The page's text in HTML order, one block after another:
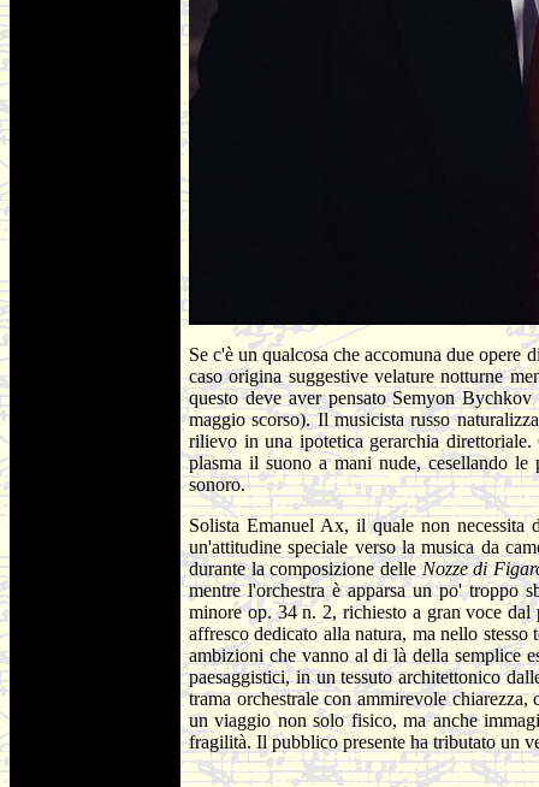
Se c'è un qualcosa che accomuna due opere
caso origina suggestive velature notturne
questo deve aver pensato Semyon
maggio scorso). Il musicista russo
rilievo in una ipotetica gerarchia
plasma il suono a mani nude, cesellando
sonoro.
Solista Emanuel Ax, il quale non necessita
un'attitudine speciale verso la musica da
durante la composizione delleNozze di
mentre l'orchestra è apparsa un po' troppo
minore op. 34 n. 2, richiesto a gran voce
affresco dedicato alla natura, ma nello
ambizioni che vanno al di là della semplice
paesaggistici, in un tessuto architettonico
trama orchestrale con ammirevole
un viaggio non solo fisico, ma anche
fragilità. Il pubblico presente ha tributato un